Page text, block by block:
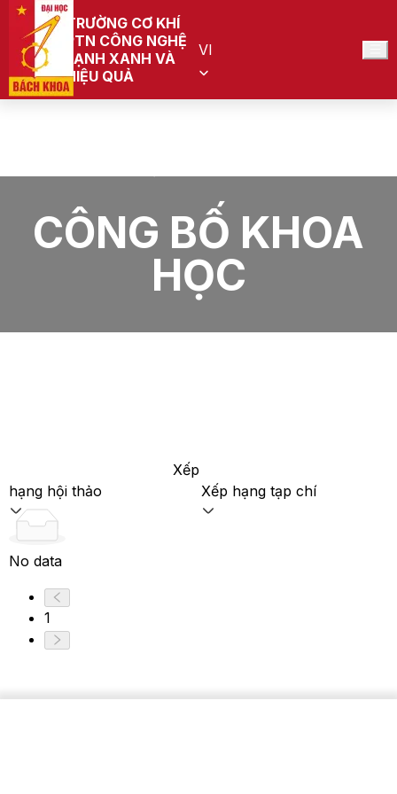
TRƯỜNG CƠ KHÍ
PTN CÔNG NGHỆ
LẠNH XANH VÀ
HIỆU QUẢ
VI
CÔNG BỐ KHOA
HỌC
Xếp
hạng hội thảo
Xếp hạng tạp chí
No data
1